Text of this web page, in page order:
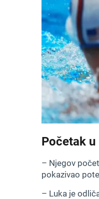
Početak u
– Njegov
pokazivao
– Luka je